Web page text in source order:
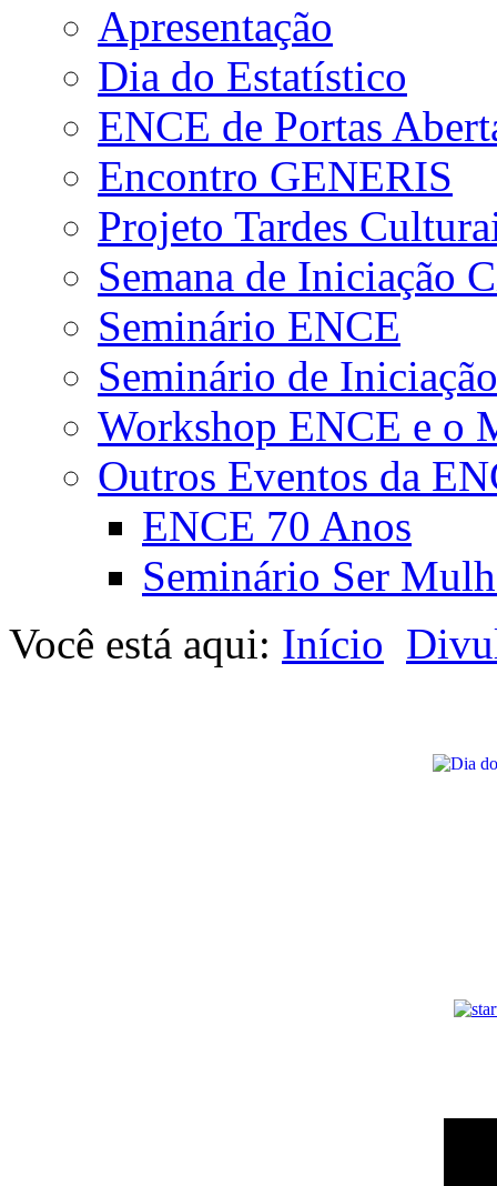
Apresentação
Dia do Estatístico
ENCE de Portas
Encontro GENERIS
Projeto Tardes
Semana de Iniciação
Seminário ENCE
Seminário de
Workshop ENCE e o
Outros Eventos da
ENCE 70 Anos
Seminário Ser
Você está aqui: Início